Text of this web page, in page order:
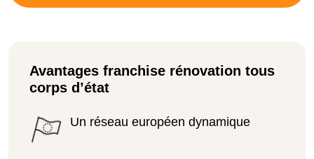
Avantages franchise rénovation tous
corps d’état
Un réseau européen dynamique